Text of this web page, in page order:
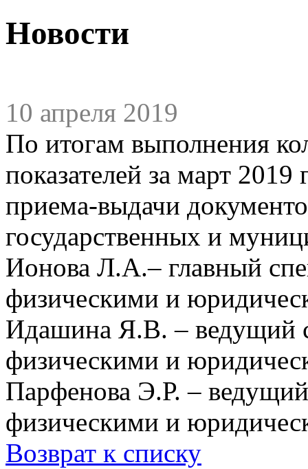
Новости
10 апреля 2019
По итогам выполнения
показателей за март
приема-выдачи
государственных и
Ионова Л.А.– главный
физическими и
Идашина Я.В. – ведущий
физическими и
Парфенова Э.Р. – ведущий
физическими и
Возврат к списку